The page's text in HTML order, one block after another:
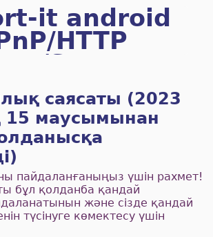
it android
HTTP
Server
саясаты (2023
маусымынан
пайдаланғаныңыз үшін рахмет!
бұл қолданба қандай
және сізде қандай
түсінуге көмектесу үшін